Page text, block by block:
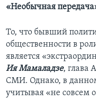
«Необычная
То, что бывший
общественности в
является
Ия Мамаладзе, глава
СМИ. Однако, в данном
учитывая «не совсем